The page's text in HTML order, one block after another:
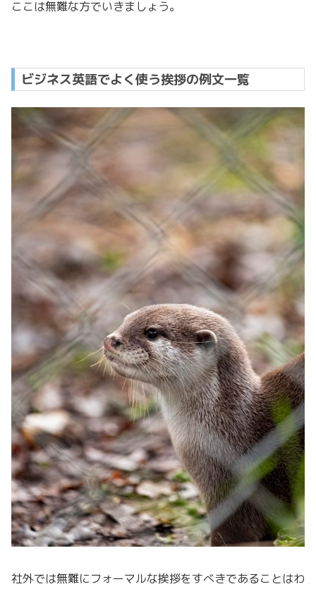
ここは無難な方でいきましょう。
ビジネス英語でよく使う挨拶の例文一覧
社外では無難にフォーマルな挨拶をすべきであることはわ